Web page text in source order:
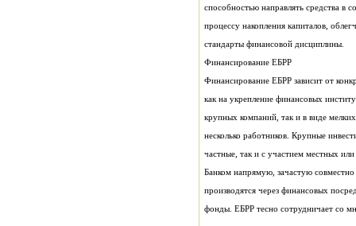
стандарты финансовой дисциплины.
Финансирование ЕБРР